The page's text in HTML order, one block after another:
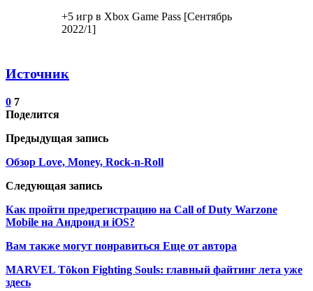
+5 игр в Xbox Game Pass [Сентябрь
2022/1]
Источник
0 7
Поделится
Предыдущая запись
Обзор Love, Money, Rock-n-Roll
Следующая запись
Как пройти предрегистрацию на Call of Duty Warzone
Mobile на Андроид и iOS?
Вам также могут понравиться Еще от автора
MARVEL Tōkon Fighting Souls: главный файтинг лета уже
здесь